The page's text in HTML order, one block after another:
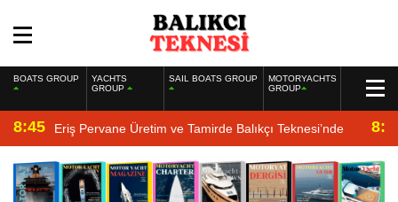
BOATS GROUP
YACHTS
GROUP
SAIL BOATS GROUP
MOTORYACHTS
GROUP
8:45 Eriş Pervane Üretim ve Tamirde Balıkçı Teknesi’nde